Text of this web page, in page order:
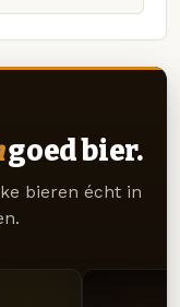
goed bier.
bieren écht in